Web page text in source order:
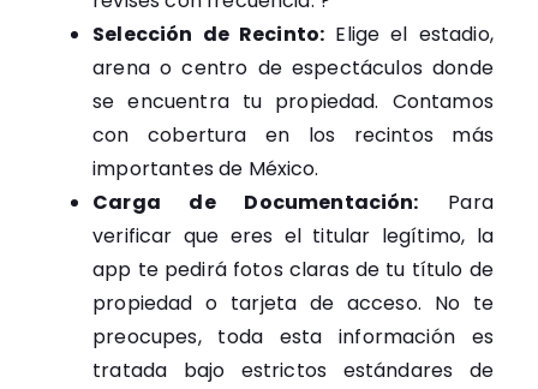
Selección de Recinto: Elige el estadio,
arena o centro de espectáculos donde
se encuentra tu propiedad. Contamos
con cobertura en los recintos más
importantes de México.
Carga de Documentación: Para
verificar que eres el titular legítimo, la
app te pedirá fotos claras de tu título de
propiedad o tarjeta de acceso. No te
preocupes, toda esta información es
tratada bajo estrictos estándares de